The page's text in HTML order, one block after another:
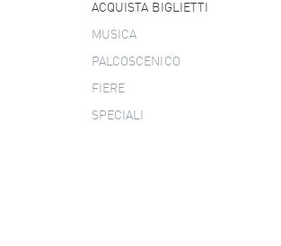
ACQUISTA BIGLIETTI
MUSICA
PALCOSCENICO
FIERE
SPECIALI